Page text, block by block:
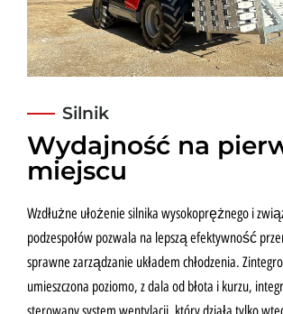
Silnik
Wydajność na
miejscu
Wzdłużne ułożenie silnika wysokoprężnego i
podzespołów pozwala na lepszą efektywność
sprawne zarządzanie układem chłodzenia.
umieszczona poziomo, z dala od błota i kurzu,